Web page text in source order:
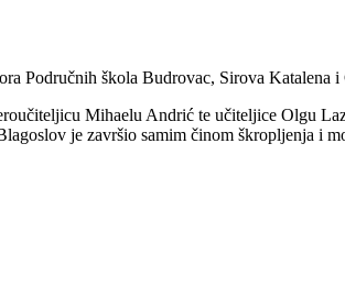
Područnih škola Budrovac, Sirova Katalena i
Mihaelu Andrić te učiteljice Olgu
je završio samim činom škropljenja i